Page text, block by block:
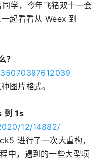
学，今年飞猪双十一会
起看看从 Weex 到
？
图片格式。
到 1s
12/14882/
进行了一次大重构，
中，遇到的一些大型项